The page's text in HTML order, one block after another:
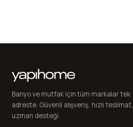
Banyo ve mutfak için tüm markalar tek
adreste. Güvenli alışveriş, hızlı teslimat,
uzman desteği.